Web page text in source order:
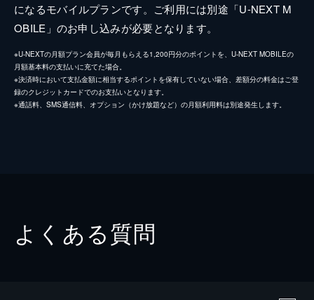
になるモバイルプランです。ご利用には別途「U-NEXT M
OBILE」のお申し込みが必要となります。
※U-NEXTの月額プラン会員が毎月もらえる1,200円分のポイントを、U-NEXT MOBILEの
月額基本料の支払いに充てた場合。
※決済時において支払金額に相当するポイントを保有していない場合、差額分の料金はご登
録のクレジットカードでのお支払いとなります。
※通話料、SMS通信料、オプション（かけ放題など）の月額利用料は別途発生します。
よくある質問